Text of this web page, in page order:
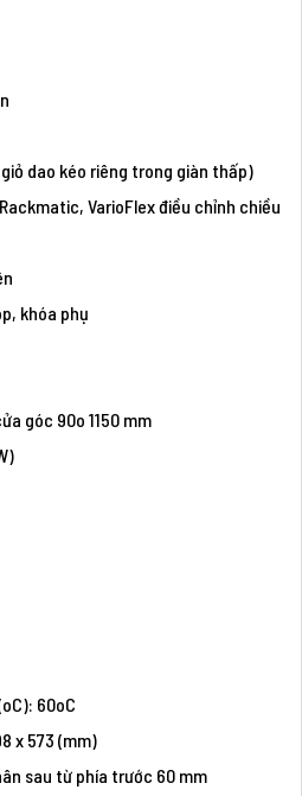
dao kéo riêng trong giàn thấp)
VarioFlex điều chỉnh chiều
khóa phụ
góc 90o 1150 mm
60oC
x 573 (mm)
sau từ phía trước 60 mm